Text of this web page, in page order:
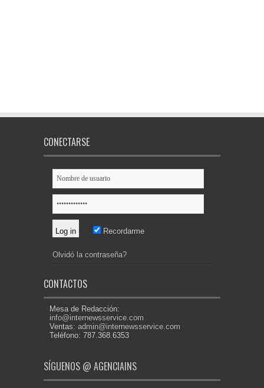
CONECTARSE
Recordarme
Olvidó la contraseña?
CONTACTOS
Mesa de Redacción:
info@internewsservice.com
Ventas: admin@internewsservice.com
Teléfono: 787.368.6353
SÍGUENOS @ AGENCIAINS